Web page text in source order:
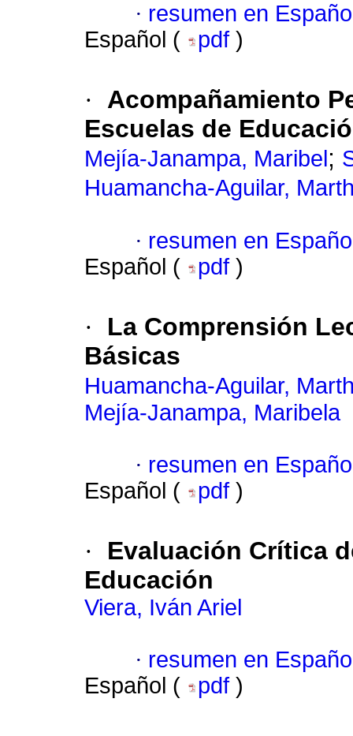
· resumen en
Español (
pdf )
·
Acompañamiento
Escuelas de
Mejía-Janampa, Maribel ;
Huamancha-Aguilar,
· resumen en
Español (
pdf )
·
La Comprensión
Básicas
Huamancha-Aguilar,
Mejía-Janampa, Maribela
· resumen en
Español (
pdf )
·
Evaluación Crítica
Educación
Viera, Iván Ariel
· resumen en
Español (
pdf )